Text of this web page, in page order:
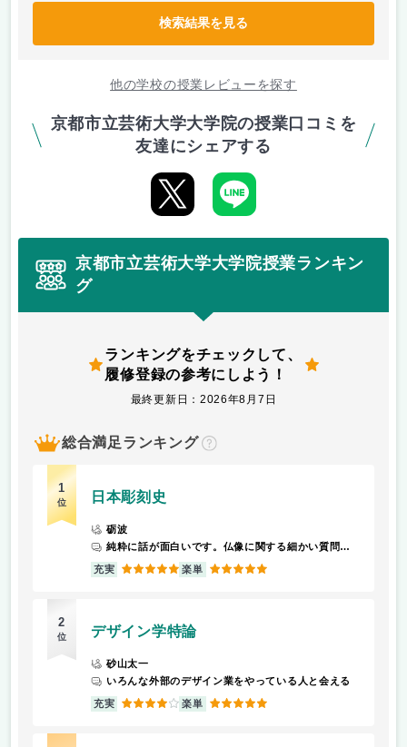
検索結果を見る
他の学校の授業レビューを探す
京都市立芸術大学大学院の授業口コミを
友達にシェアする
京都市立芸術大学大学院授業ランキン
グ
ランキングをチェックして、
履修登録の参考にしよう！
最終更新日：2026年8月7日
総合満足ランキング
？
1
位 日本彫刻史
砺波
純粋に話が面白いです。仏像に関する細かい質問にも真摯に答えてくれます。
充実 5 楽単 5
2
位 デザイン学特論
砂山太一
いろんな外部のデザイン業をやっている人と会える
充実 4 楽単 5